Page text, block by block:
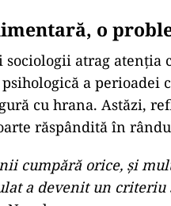
o
sociologii atrag atenția
a perioadei
cu hrana. Astăzi,
răspândită în
cumpără orice, și
a devenit un criteriu